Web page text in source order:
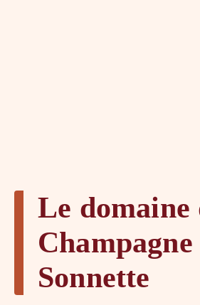
Le domaine
Champagne
Sonnette